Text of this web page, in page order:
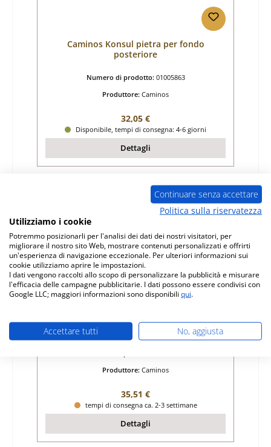
Caminos Konsul pietra per fondo
posteriore
Numero di prodotto: 01005863
Produttore: Caminos
Prezzo normale:
32,05 €
Disponibile, tempi di consegna: 4-6 giorni
Dettagli
Caminos Konsul pietra per fondo anteriore
Produttore: Caminos
Prezzo normale:
35,51 €
tempi di consegna ca. 2-3 settimane
Dettagli
Continuare senza accettare
Politica sulla riservatezza
Utilizziamo i cookie
Potremmo posizionarli per l'analisi dei dati dei nostri visitatori, per
migliorare il nostro sito Web, mostrare contenuti personalizzati e offrirti
un'esperienza di navigazione eccezionale. Per ulteriori informazioni sui
cookie utilizziamo aprire le impostazioni.
I dati vengono raccolti allo scopo di personalizzare la pubblicità e misurare
l'efficacia delle campagne pubblicitarie. I dati possono essere condivisi con
Google LLC; maggiori informazioni sono disponibili qui.
Accettare tutti No, aggiusta